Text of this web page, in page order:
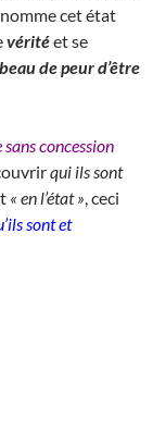
cet état
véritéet se
de peur d’être
sans concession
qui ils sont
« en l’état » , ceci
sont et